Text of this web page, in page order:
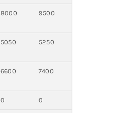
8000 9500
5050 5250
6600 7400
0 0